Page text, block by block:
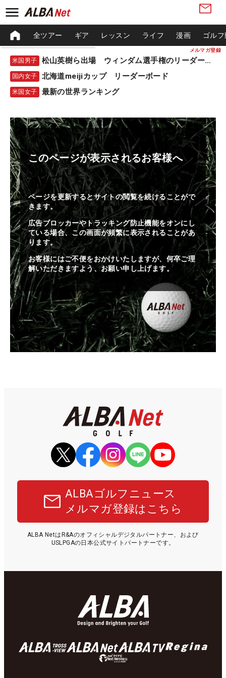
メルマガ登録
全ツアー ギア レッスン ライフ 漫画 ゴル
米国男子 松山英樹ら出場 ウィンダム選手権のリーダーボード
国内女子 北海道meijiカップ リーダーボード
米国女子 最新の世界ランキング
このページが表示されるお客様へ
ページを更新するとサイトの閲覧を続けることがで
きます。
広告ブロッカーやトラッキング防止機能をオンにし
ている場合、この画面が頻繁に表示されることがあ
ります。
お客様にはご不便をおかけいたしますが、何卒ご理
解いただきますよう、お願い申し上げます。
ALBAゴルフニュース
メルマガ登録はこちら
ALBA NetはR&Aのオフィシャルデジタルパートナー、および
USLPGAの日本公式サイトパートナーです。